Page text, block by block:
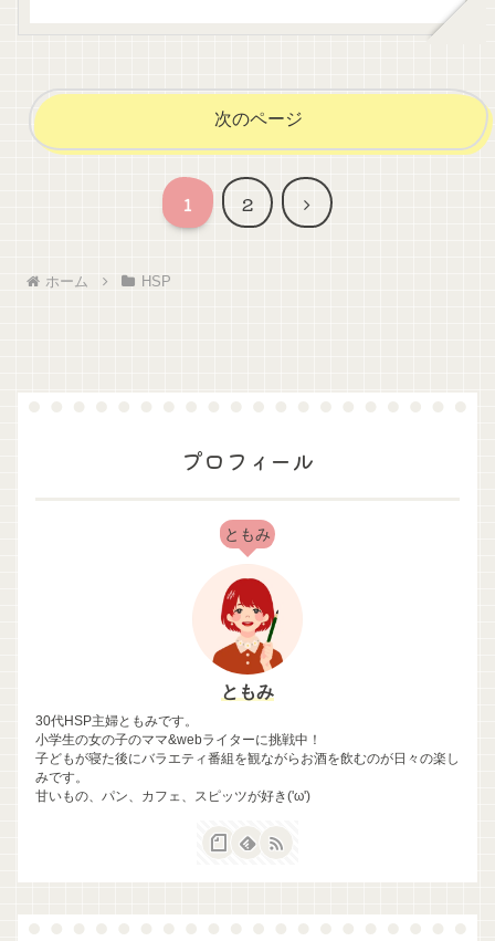
次のページ
1 2
次
ホーム HSP
プロフィール
ともみ
ともみ
30代HSP主婦ともみです。
小学生の女の子のママ&webライターに挑戦中！
子どもが寝た後にバラエティ番組を観ながらお酒を飲むのが日々の楽し
みです。
甘いもの、パン、カフェ、スピッツが好き('ω')